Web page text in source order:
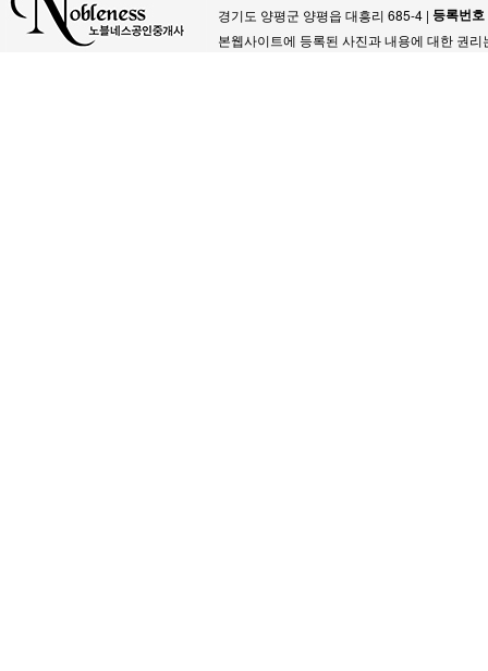
경기도 양평군 양평읍 대흥리 685-4 | 등록번호
본웹사이트에 등록된 사진과 내용에 대한 권